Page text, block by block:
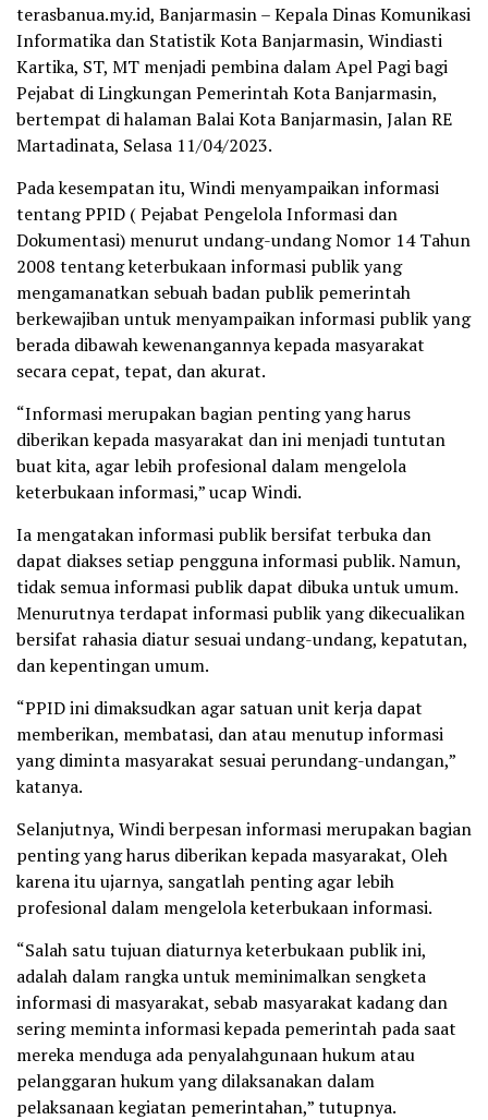
terasbanua.my.id, Banjarmasin – Kepala Dinas Komunikasi
Informatika dan Statistik Kota Banjarmasin, Windiasti
Kartika, ST, MT menjadi pembina dalam Apel Pagi bagi
Pejabat di Lingkungan Pemerintah Kota Banjarmasin,
bertempat di halaman Balai Kota Banjarmasin, Jalan RE
Martadinata, Selasa 11/04/2023.
Pada kesempatan itu, Windi menyampaikan informasi
tentang PPID ( Pejabat Pengelola Informasi dan
Dokumentasi) menurut undang-undang Nomor 14 Tahun
2008 tentang keterbukaan informasi publik yang
mengamanatkan sebuah badan publik pemerintah
berkewajiban untuk menyampaikan informasi publik yang
berada dibawah kewenangannya kepada masyarakat
secara cepat, tepat, dan akurat.
“Informasi merupakan bagian penting yang harus
diberikan kepada masyarakat dan ini menjadi tuntutan
buat kita, agar lebih profesional dalam mengelola
keterbukaan informasi,” ucap Windi.
Ia mengatakan informasi publik bersifat terbuka dan
dapat diakses setiap pengguna informasi publik. Namun,
tidak semua informasi publik dapat dibuka untuk umum.
Menurutnya terdapat informasi publik yang dikecualikan
bersifat rahasia diatur sesuai undang-undang, kepatutan,
dan kepentingan umum.
“PPID ini dimaksudkan agar satuan unit kerja dapat
memberikan, membatasi, dan atau menutup informasi
yang diminta masyarakat sesuai perundang-undangan,”
katanya.
Selanjutnya, Windi berpesan informasi merupakan bagian
penting yang harus diberikan kepada masyarakat, Oleh
karena itu ujarnya, sangatlah penting agar lebih
profesional dalam mengelola keterbukaan informasi.
“Salah satu tujuan diaturnya keterbukaan publik ini,
adalah dalam rangka untuk meminimalkan sengketa
informasi di masyarakat, sebab masyarakat kadang dan
sering meminta informasi kepada pemerintah pada saat
mereka menduga ada penyalahgunaan hukum atau
pelanggaran hukum yang dilaksanakan dalam
pelaksanaan kegiatan pemerintahan,” tutupnya.